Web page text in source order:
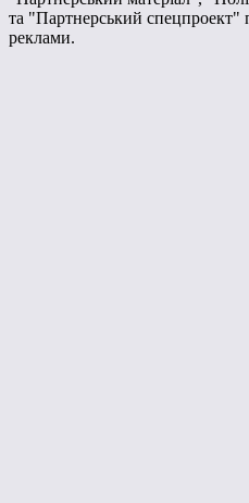
та "Партнерський спецпроект"
реклами.